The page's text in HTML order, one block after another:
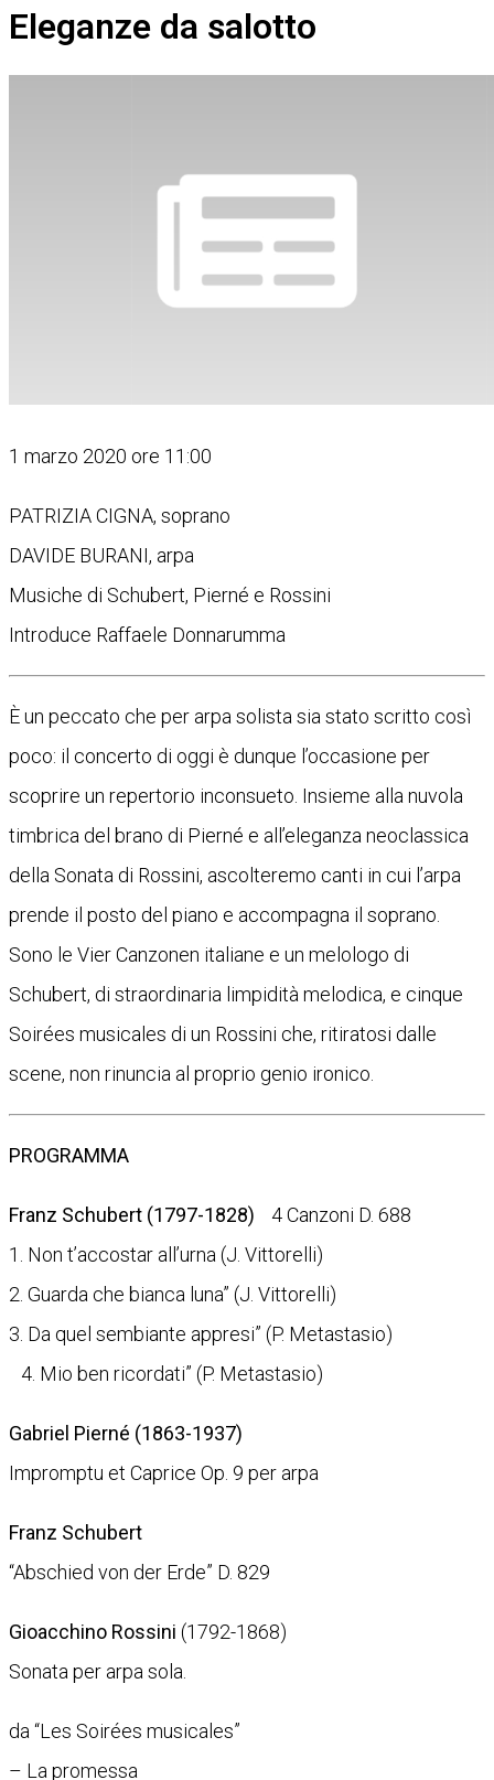
Eleganze da salotto
1 marzo 2020 ore 11:00
PATRIZIA CIGNA, soprano
DAVIDE BURANI, arpa
Musiche di Schubert, Pierné e Rossini
Introduce Raffaele Donnarumma
È un peccato che per arpa solista sia stato scritto così
poco: il concerto di oggi è dunque l’occasione per
scoprire un repertorio inconsueto. Insieme alla nuvola
timbrica del brano di Pierné e all’eleganza neoclassica
della Sonata di Rossini, ascolteremo canti in cui l’arpa
prende il posto del piano e accompagna il soprano.
Sono le Vier Canzonen italiane e un melologo di
Schubert, di straordinaria limpidità melodica, e cinque
Soirées musicales di un Rossini che, ritiratosi dalle
scene, non rinuncia al proprio genio ironico.
PROGRAMMA
Franz Schubert (1797-1828)
4 Canzoni D. 688
1. Non t’accostar all’urna (J. Vittorelli)
2. Guarda che bianca luna” (J. Vittorelli)
3. Da quel sembiante appresi” (P. Metastasio)
4. Mio ben ricordati” (P. Metastasio)
Gabriel Pierné (1863-1937)
Impromptu et Caprice Op. 9 per arpa
Franz Schubert
“Abschied von der Erde” D. 829
Gioacchino Rossini (1792-1868)
Sonata per arpa sola.
da “Les Soirées musicales”
– La promessa